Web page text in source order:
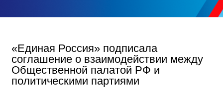
«Единая Россия» подписала
соглашение о взаимодействии между
Общественной палатой РФ и
политическими партиями